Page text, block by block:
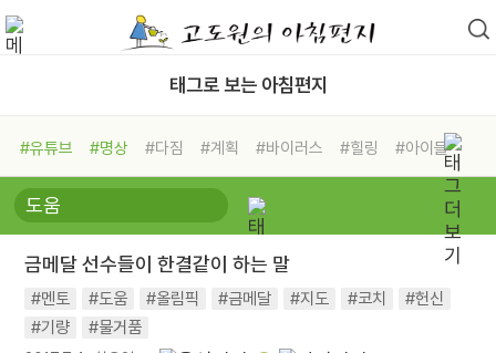
태그로 보는 아침편지
#유튜브 #명상 #다짐 #계획 #바이러스 #힐링
#아이들
#비전캠프
#독서캠프 #삶
#희망
#나눔 #친구 #링컨학교
#독서
#건강 #면역력
금메달 선수들이 한결같이 하는 말
#멘토 #도움 #올림픽 #금메달 #지도 #코치
#헌신
#기량
#물거품